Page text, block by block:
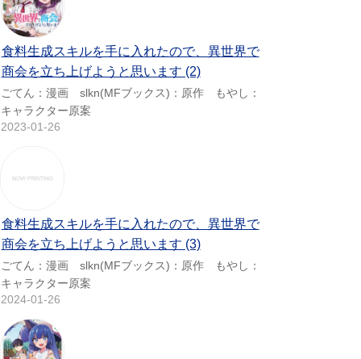
食料生成スキルを手に入れたので、異世界で
商会を立ち上げようと思います (2)
ごてん：漫画 slkn(MFブックス)：原作 もやし：
キャラクター原案
2023-01-26
食料生成スキルを手に入れたので、異世界で
商会を立ち上げようと思います (3)
ごてん：漫画 slkn(MFブックス)：原作 もやし：
キャラクター原案
2024-01-26